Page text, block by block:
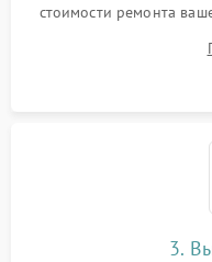
стоимости ремонта
3.